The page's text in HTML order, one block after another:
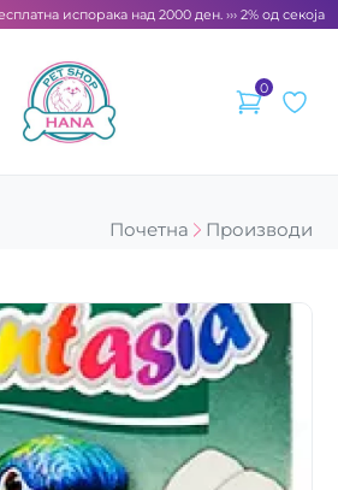
испорака над 2000 ден. ››› 2% од секоја
0
Почетна
Производи